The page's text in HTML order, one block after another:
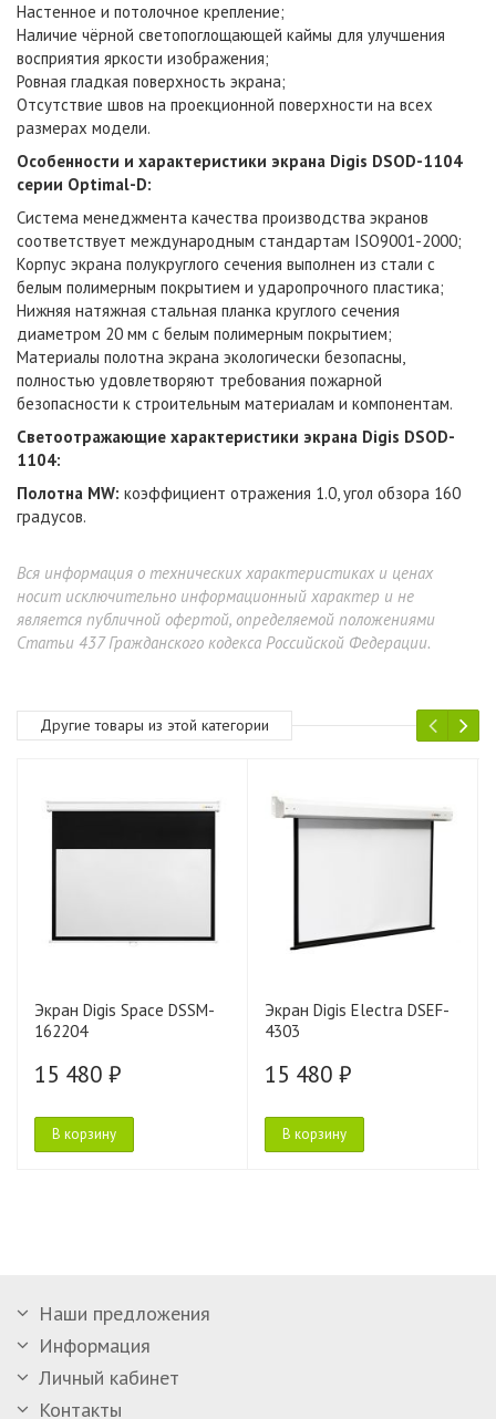
Настенное и потолочное крепление;
Наличие чёрной светопоглощающей каймы для улучшения
восприятия яркости изображения;
Ровная гладкая поверхность экрана;
Отсутствие швов на проекционной поверхности на всех
размерах модели.
Особенности и характеристики экрана Digis DSOD-1104
серии Optimal-D:
Система менеджмента качества производства экранов
соответствует международным стандартам ISO9001-2000;
Корпус экрана полукруглого сечения выполнен из стали с
белым полимерным покрытием и ударопрочного пластика;
Нижняя натяжная стальная планка круглого сечения
диаметром 20 мм с белым полимерным покрытием;
Материалы полотна экрана экологически безопасны,
полностью удовлетворяют требования пожарной
безопасности к строительным материалам и компонентам.
Светоотражающие характеристики экрана Digis DSOD-
1104:
Полотна MW: коэффициент отражения 1.0, угол обзора 160
градусов.
Вся информация о технических характеристиках и ценах
носит исключительно информационный характер и не
является публичной офертой, определяемой положениями
Статьи 437 Гражданского кодекса Российской Федерации.
Другие товары из этой категории
Экран Digis Space DSSM-
162204
15 480 ₽
В корзину
Экран Digis Electra DSEF-
4303
15 480 ₽
В корзину
Наши предложения
Информация
Личный кабинет
Контакты